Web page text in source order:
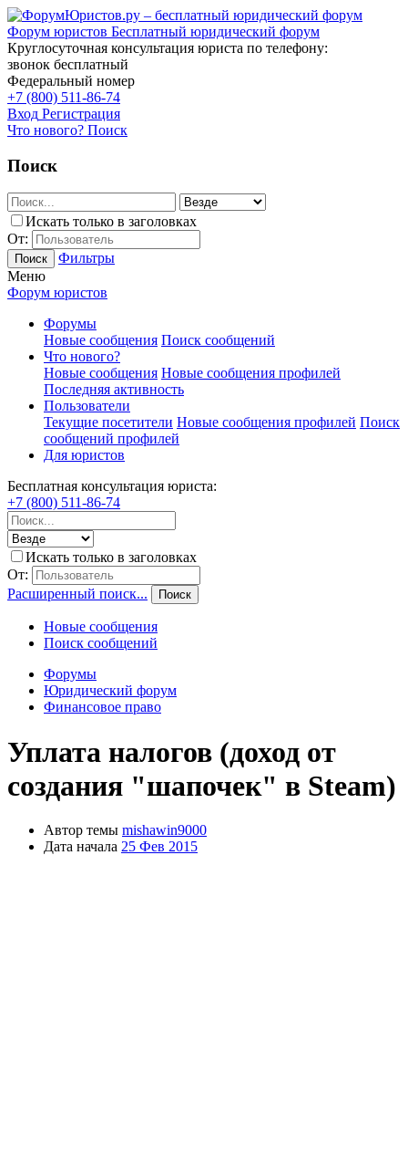
Форум юристов Бесплатный юридический форум
Круглосуточная консультация юриста по телефону:
звонок бесплатный
Федеральный номер
+7 (800) 511-86-74
Вход Регистрация
Что нового? Поиск
Поиск
Искать только в заголовках
От:
Поиск
Фильтры
Меню
Форум юристов
Форумы
Новые сообщения Поиск сообщений
Что нового?
Новые сообщения Новые сообщения профилей
Последняя активность
Пользователи
Текущие посетители Новые сообщения профилей Поиск
сообщений профилей
Для юристов
Бесплатная консультация юриста:
+7 (800) 511-86-74
Искать только в заголовках
От:
Расширенный поиск...
Поиск
Новые сообщения
Поиск сообщений
Форумы
Юридический форум
Финансовое право
Уплата налогов (доход от
создания "шапочек" в Steam)
Автор темы mishawin9000
Дата начала 25 Фев 2015